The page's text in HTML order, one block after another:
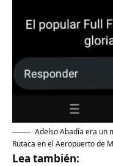
Adelso Abadía era un
Rutaca en el Aeropuerto de
Lea también: